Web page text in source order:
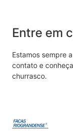
Entre em
Estamos sempre
contato e
churrasco.